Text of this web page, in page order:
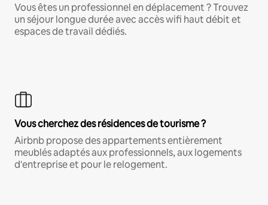
Vous êtes un professionnel en déplacement ? Trouvez
un séjour longue durée avec accès wifi haut débit et
espaces de travail dédiés.
Vous cherchez des résidences de tourisme ?
Airbnb propose des appartements entièrement
meublés adaptés aux professionnels, aux logements
d'entreprise et pour le relogement.